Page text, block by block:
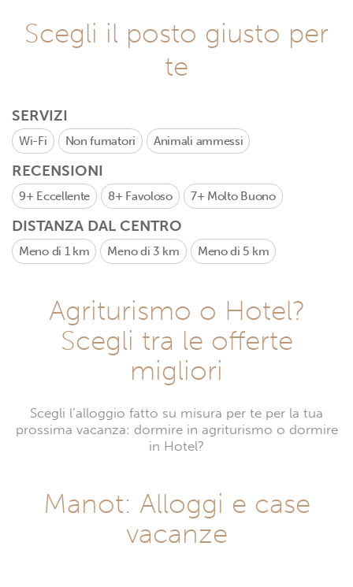
Scegli il posto giusto per
te
SERVIZI
Wi-Fi Non fumatori Animali ammessi
RECENSIONI
9+ Eccellente 8+ Favoloso 7+ Molto Buono
DISTANZA DAL CENTRO
Meno di 1 km Meno di 3 km Meno di 5 km
Agriturismo o Hotel?
Scegli tra le offerte
migliori
Scegli l’alloggio fatto su misura per te per la tua
prossima vacanza: dormire in agriturismo o dormire
in Hotel?
Manot: Alloggi e case
vacanze